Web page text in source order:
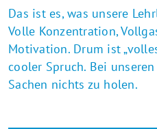
Das ist es, was unsere
Volle Konzentration,
Motivation. Drum ist
cooler Spruch. Bei
Sachen nichts zu holen.